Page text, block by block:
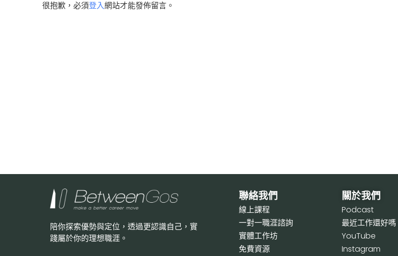
很抱歉，必須登入網站才能發佈留言。
陪你探索優勢與定位，透過更認識自己，實
踐屬於你的理想職涯。
聯絡我們
線上課程
一對一職涯諮詢
實體工作坊
免費資源
關於我們
Podcast
最近工作還好嗎
YouTube
Instagram